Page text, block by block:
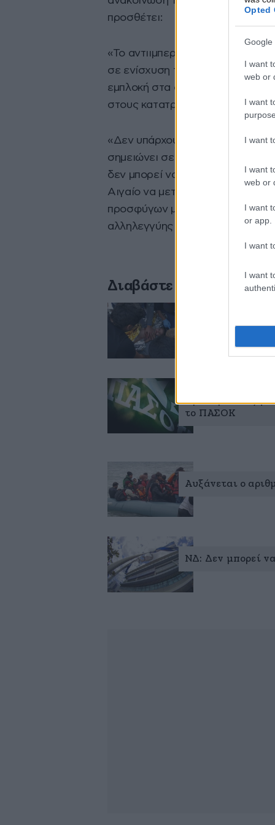
Opted
Google
I want
web or
I want
I want
I want
web or
I want
or app.
I want
I want
προσθέτει:
«Το αντιιμπεριαλιστικό
σε ενίσχυση της δράσης ενάντια
εμπλοκή στα σχέδιά του, ενώ
στους κατατρεγμένους που
«Δεν υπάρχουν λόγια για να
σημειώνει σε ανακοίνωσή του
δεν μπορεί να κλείνει τα μάτια
Αιγαίο να μετατραπεί σε ένα
προσφύγων μπορούν να
αλληλεγγύης και ανθρωπισμού,
Διαβάστε σχετικά
Διπλή τραγωδία
Πρωτοβουλίες
το ΠΑΣΟΚ
Αυξάνεται ο
ΝΔ: Δεν μπορεί